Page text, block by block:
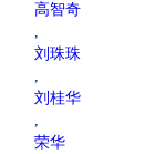
高智奇
,
刘珠珠
,
刘桂华
,
荣华